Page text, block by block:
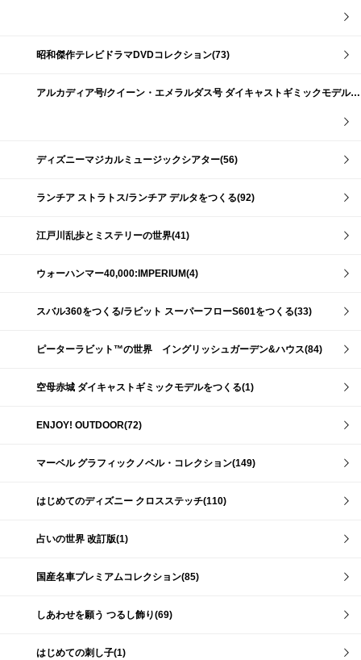
昭和傑作テレビドラマDVDコレクション(73)
アルカディア号/クイーン・エメラルダス号 ダイキャストギミックモデルをつくる(159)
ディズニーマジカルミュージックシアター(56)
ランチア ストラトス/ランチア デルタをつくる(92)
江戸川乱歩とミステリーの世界(41)
ウォーハンマー40,000:IMPERIUM(4)
スバル360をつくる/ラビット スーパーフローS601をつくる(33)
ピーターラビット™の世界 イングリッシュガーデン&ハウス(84)
空母赤城 ダイキャストギミックモデルをつくる(1)
ENJOY! OUTDOOR(72)
マーベル グラフィックノベル・コレクション(149)
はじめてのディズニー クロスステッチ(110)
占いの世界 改訂版(1)
国産名車プレミアムコレクション(85)
しあわせを願う つるし飾り(69)
はじめての刺し子(1)